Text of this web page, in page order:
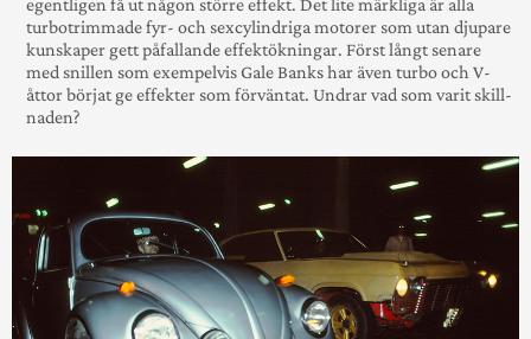
turbo­­trimmade fyr- och sex­cylindriga motorer som utan djupare
kun­skaper gett påfallande effekt­­­ökningar. Först långt senare
med snillen som exempel­vis Gale Banks har även turbo och V-
åttor börjat ge effekter som förväntat. Undrar vad som varit skill­
naden?